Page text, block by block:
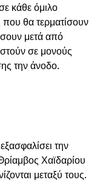
κάθε όμιλο
θα τερματίσουν
μετά από
σε μονούς
την άνοδο.
την
Χαϊδαρίου
μεταξύ τους.